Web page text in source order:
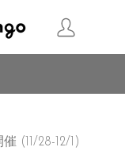
(11/28-12/1)